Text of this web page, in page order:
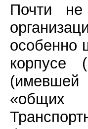
Почти не
особенно
корпусе
(имевшей
«общих